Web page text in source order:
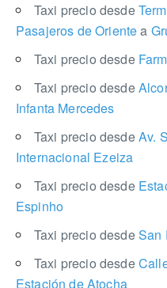
Taxi precio desde
Pasajeros de Orientea
Taxi precio desde
Taxi precio desde
Infanta Mercedes
Taxi precio desdeAv.
Internacional Ezeiza
Taxi precio desde
Espinho
Taxi precio desdeSan
Taxi precio desde
Estación de Atocha